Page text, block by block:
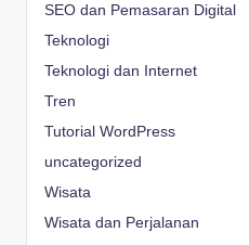
SEO dan Pemasaran Digital
Teknologi
Teknologi dan Internet
Tren
Tutorial WordPress
uncategorized
Wisata
Wisata dan Perjalanan